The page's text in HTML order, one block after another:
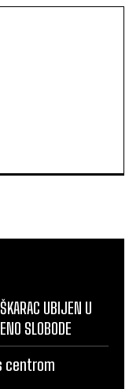
UBIJEN U
SLOBODE
centrom